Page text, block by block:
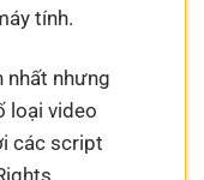
tính.
nhất nhưng
loại video
các script